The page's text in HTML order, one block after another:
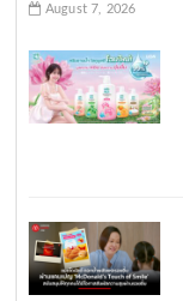
August 7, 2026